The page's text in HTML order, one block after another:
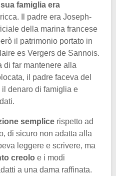
sua famiglia era
Il padre era Joseph-
della marina francese
il patrimonio portato in
es Vergers de Sannois.
di far mantenere alla
il padre faceva del
denaro di famiglia e
semplice rispetto ad
di sicuro non adatta alla
leggere e scrivere, ma
creolo e i modi
a una dama raffinata.